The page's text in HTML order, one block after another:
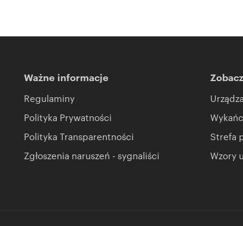
Ważne informacje
Regulaminy
Polityka Prywatności
Polityka Transparentności
Zgłoszenia naruszeń - sygnaliści
Strefa
Wzory